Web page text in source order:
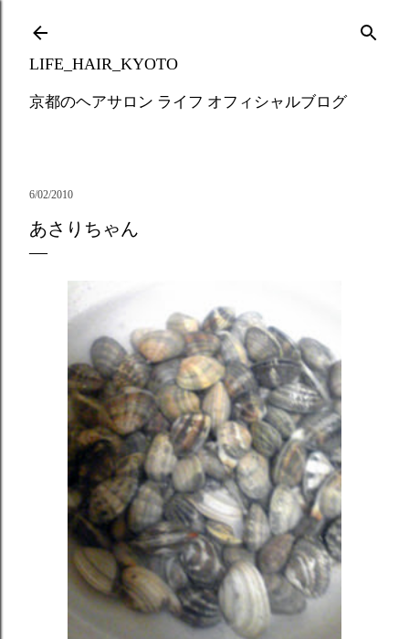
LIFE_HAIR_KYOTO
京都のヘアサロン ライフ オフィシャルブログ
6/02/2010
あさりちゃん